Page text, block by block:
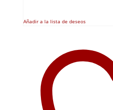
Añadir a la lista de deseos